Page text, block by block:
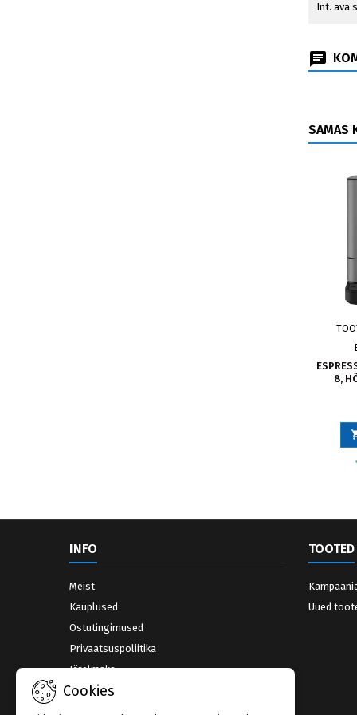
Int. ava
SAMAS
8,
INFO
Meist
Kauplused
Ostutingimused
Privaatsuspoliitika
Järelmaks
Võta ühendust
TOOTED
Uued
Cookies